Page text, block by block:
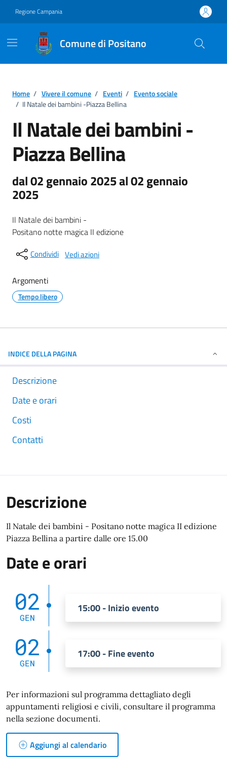
Regione Campania
Comune di Positano
Home / Vivere il comune / Eventi / Evento sociale
/ Il Natale dei bambini -Piazza Bellina
Il Natale dei bambini -
Piazza Bellina
dal 02 gennaio 2025 al 02 gennaio
2025
Il Natale dei bambini -
Positano notte magica II edizione
Condividi Vedi azioni
Argomenti
Tempo libero
INDICE DELLA PAGINA
Descrizione
Date e orari
Costi
Contatti
Descrizione
Il Natale dei bambini - Positano notte magica II edizione
Piazza Bellina a partire dalle ore 15.00
Date e orari
02
GEN
15:00 - Inizio evento
02
GEN
17:00 - Fine evento
Per informazioni sul programma dettagliato degli
appuntamenti religiosi e civili, consultare il programma
nella sezione documenti.
Aggiungi al calendario